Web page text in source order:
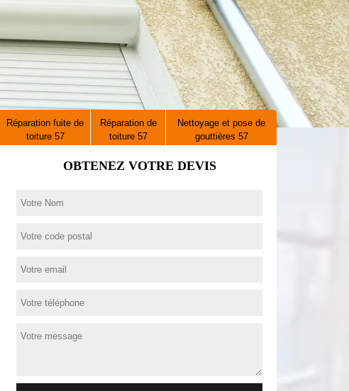
Réparation fuite de
toiture 57
Réparation de
toiture 57
Nettoyage et pose de
gouttières 57
OBTENEZ VOTRE DEVIS